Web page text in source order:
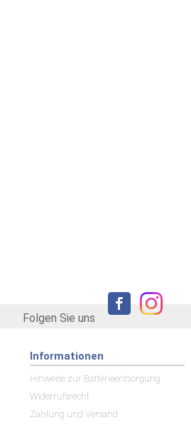
Folgen Sie uns
Informationen
Hinweise zur Batterieentsorgung
Widerrufsrecht
Zahlung und Versand